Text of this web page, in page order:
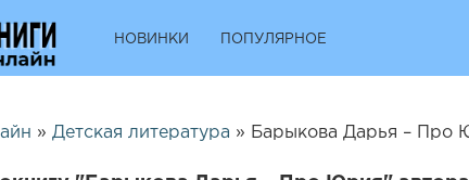
НОВИНКИ ПОПУЛЯРНОЕ
» Детская литература » Барыкова Дарья – Про